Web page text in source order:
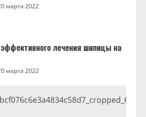
марта 2022
лечения шипицы на
марта 2022